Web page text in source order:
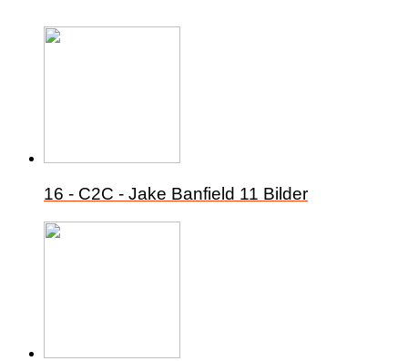
16 - C2C - Jake Banfield 11 Bilder